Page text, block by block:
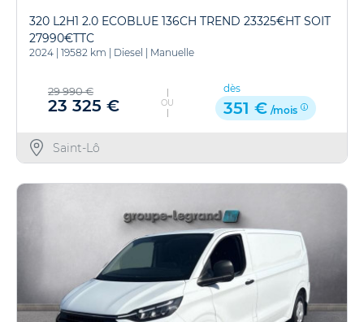
320 L2H1 2.0 ECOBLUE 136CH TREND 23325€HT SOIT
27990€TTC
2024 | 19582 km | Diesel | Manuelle
29 990 €
23 325 € OU
dès
351 € /mois
Saint-Lô